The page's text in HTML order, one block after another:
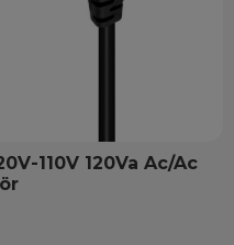
110V 120Va Ac/Ac